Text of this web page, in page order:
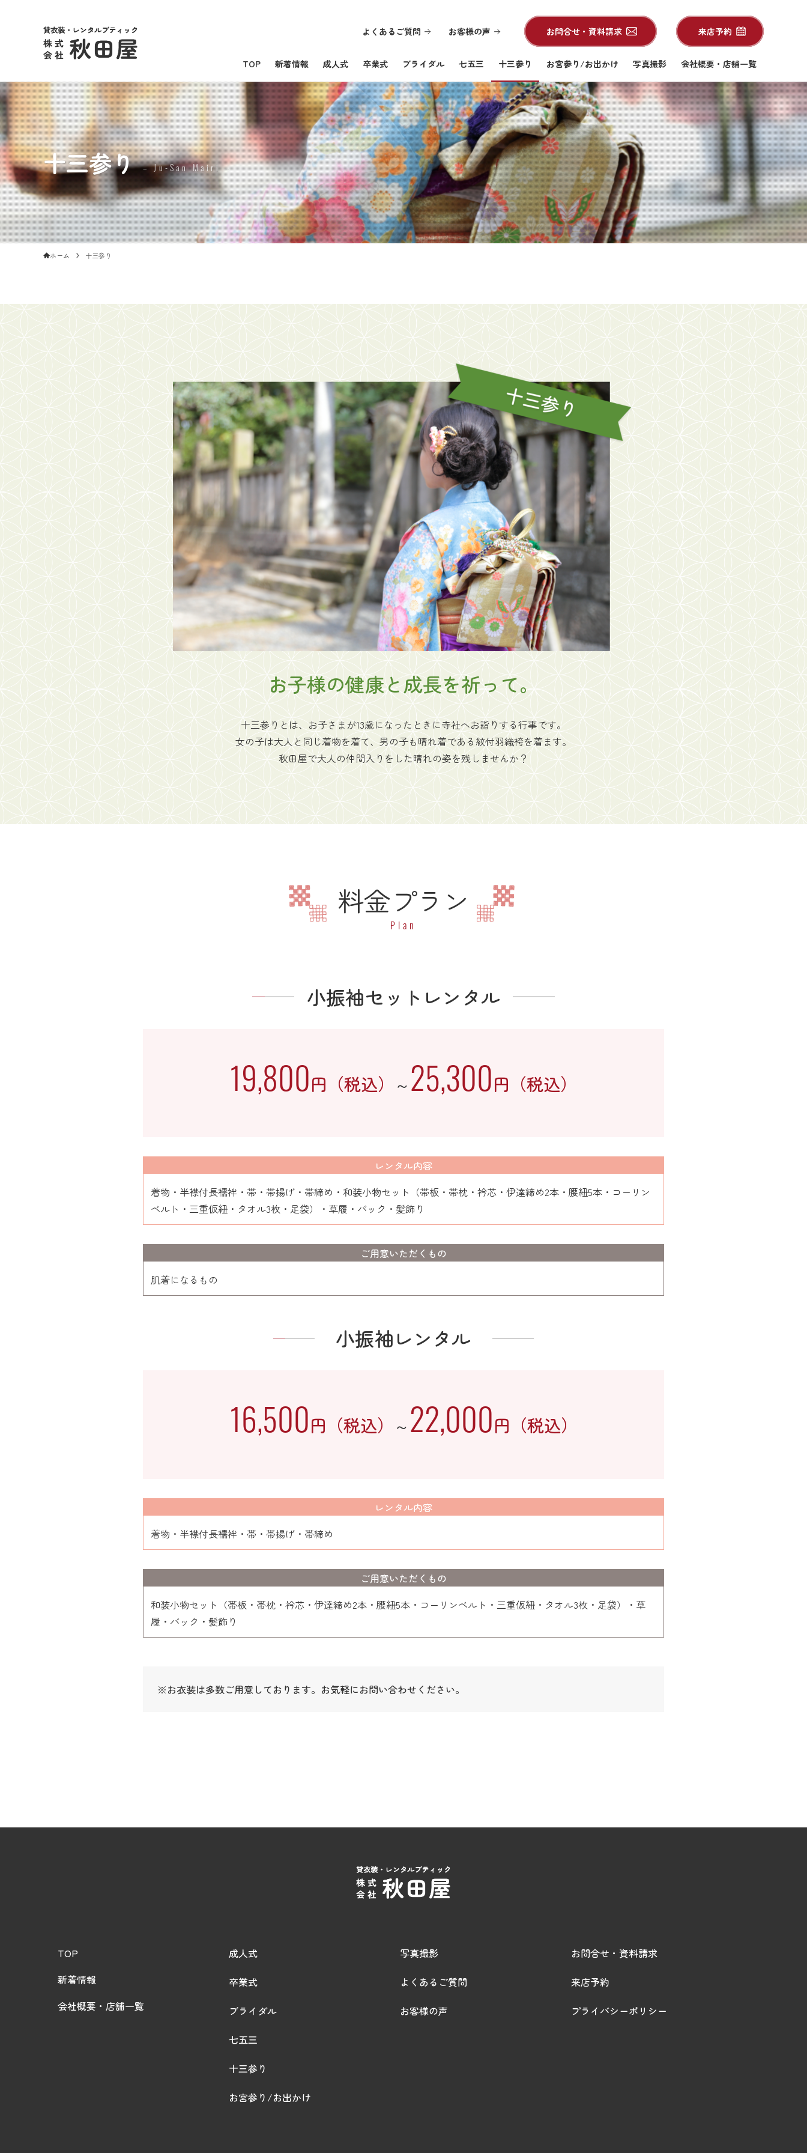
TOP 新着情報 成人式 卒業式 ブライダル 七五三 十三参り お宮参り/お出かけ 写真撮影 会社概要・店舗一覧
よくあるご質問 お客様の声 お問合せ・資料請求 来店予約
十三参り – Ju-San Mairi –
ホーム 十三参り
お子様の健康と成長を祈って。
十三参りとは、お子さまが13歳になったときに寺社へお詣りする行事です。
女の子は大人と同じ着物を着て、男の子も晴れ着である紋付羽織袴を着ます。
秋田屋で大人の仲間入りをした晴れの姿を残しませんか？
料金プラン
Plan
小振袖セットレンタル
19,800円（税込） ～25,300円（税込）
レンタル内容
着物・半襟付長襦袢・帯・帯揚げ・帯締め・和装小物セット（帯板・帯枕・衿芯・伊達締め2本・腰紐5本・コーリン
ベルト・三重仮紐・タオル3枚・足袋）・草履・バック・髪飾り
ご用意いただくもの
肌着になるもの
小振袖レンタル
16,500円（税込） ～22,000円（税込）
レンタル内容
着物・半襟付長襦袢・帯・帯揚げ・帯締め
ご用意いただくもの
和装小物セット（帯板・帯枕・衿芯・伊達締め2本・腰紐5本・コーリンベルト・三重仮紐・タオル3枚・足袋）・草
履・バック・髪飾り
※お衣装は多数ご用意しております。お気軽にお問い合わせください。
TOP
新着情報
会社概要・店舗一覧
成人式
卒業式
ブライダル
七五三
十三参り
お宮参り/お出かけ
写真撮影
よくあるご質問
お客様の声
お問合せ・資料請求
来店予約
プライバシーポリシー